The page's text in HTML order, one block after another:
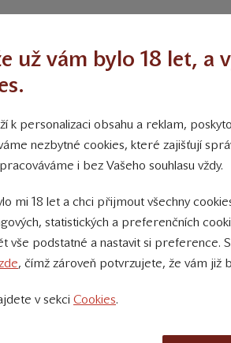
Poslat zapomenuté heslo
Kalendář akcí
08. 08. 2026 19:00 do 22:00
Palo Hoďa na Staráku
VÍNA ZE ZÁMKŮ
už vám bylo 18 let, a
k personalizaci obsahu a reklam,
nezbytné cookies, které zajišťují
i bez Vašeho souhlasu vždy.
mi 18 let a chci přijmout všechny
statistických a preferenčních
vše podstatné a nastavit si preference.
, čímž zároveň potvrzujete, že vám již
v sekci Cookies.